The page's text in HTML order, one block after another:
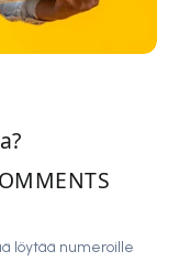
löytää numeroille